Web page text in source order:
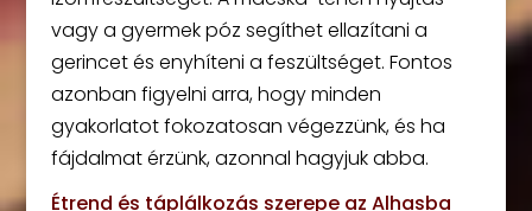
vagy a gyermek póz segíthet ellazítani a
gerincet és enyhíteni a feszültséget. Fontos
azonban figyelni arra, hogy minden
gyakorlatot fokozatosan végezzünk, és ha
fájdalmat érzünk, azonnal hagyjuk abba.
Étrend és táplálkozás szerepe az Alhasba